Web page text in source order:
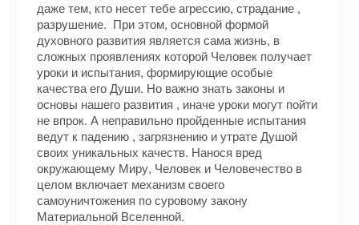
даже тем, кто несет тебе агрессию, страдание ,
разрушение. При этом, основной формой
духовного развития является сама жизнь, в
сложных проявлениях которой Человек получает
уроки и испытания, формирующие особые
качества его Души. Но важно знать законы и
основы нашего развития , иначе уроки могут пойти
не впрок. А неправильно пройденные испытания
ведут к падению , загрязнению и утрате Душой
своих уникальных качеств. Нанося вред
окружающему Миру, Человек и Человечество в
целом включает механизм своего
самоуничтожения по суровому закону
Материальной Вселенной.